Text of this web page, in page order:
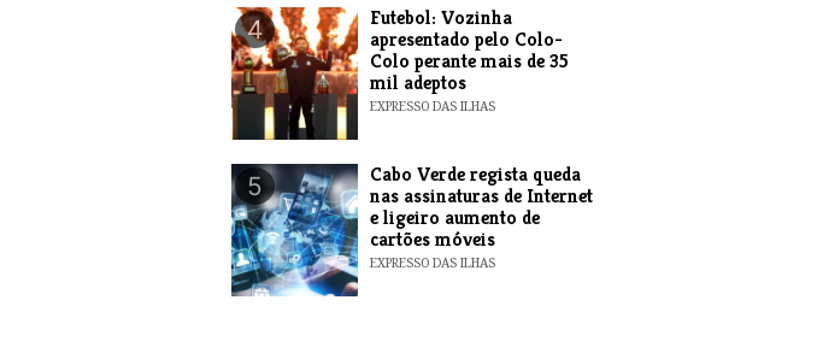
4
Futebol: Vozinha
apresentado pelo Colo-
Colo perante mais de 35
mil adeptos
EXPRESSO DAS ILHAS
5
Cabo Verde regista queda
nas assinaturas de Internet
e ligeiro aumento de
cartões móveis
EXPRESSO DAS ILHAS